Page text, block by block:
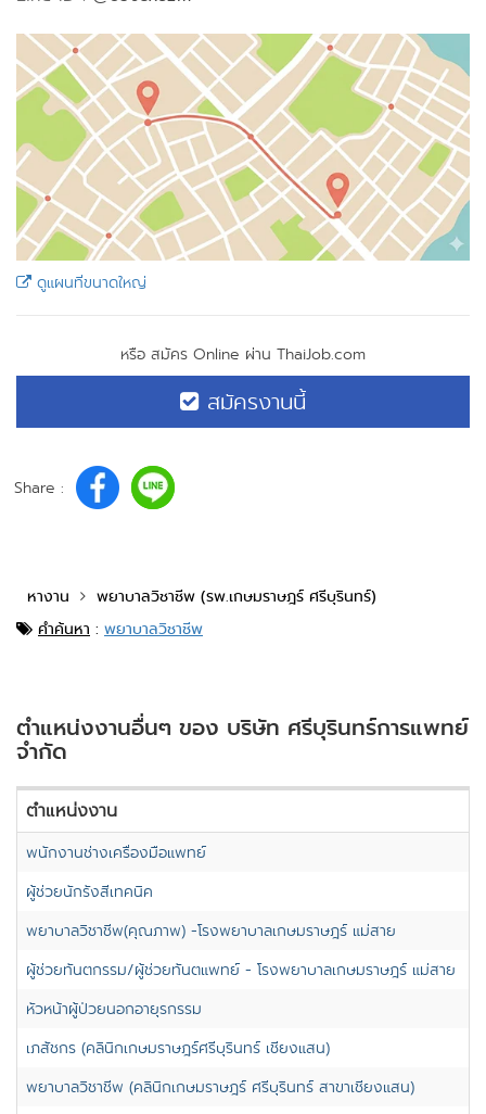
ดูแผนที่ขนาดใหญ่
หรือ สมัคร Online ผ่าน ThaiJob.com
สมัครงานนี้
Share :
หางาน
พยาบาลวิชาชีพ (รพ.เกษมราษฎร์ ศรีบุรินทร์)
คำค้นหา : พยาบาลวิชาชีพ
ตำแหน่งงานอื่นๆ ของ บริษัท ศรีบุรินทร์การแพทย์
จำกัด
ตำแหน่งงาน
พนักงานช่างเครื่องมือแพทย์
ผู้ช่วยนักรังสีเทคนิค
พยาบาลวิชาชีพ(คุณภาพ) -โรงพยาบาลเกษมราษฎร์ แม่สาย
ผู้ช่วยทันตกรรม/ผู้ช่วยทันตแพทย์ - โรงพยาบาลเกษมราษฎร์ แม่สาย
หัวหน้าผู้ป่วยนอกอายุรกรรม
เภสัชกร (คลินิกเกษมราษฎร์ศรีบุรินทร์ เชียงแสน)
พยาบาลวิชาชีพ (คลินิกเกษมราษฎร์ ศรีบุรินทร์ สาขาเชียงแสน)